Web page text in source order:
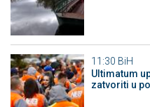
11:30 BiH
Ultimatum
zatvoriti u